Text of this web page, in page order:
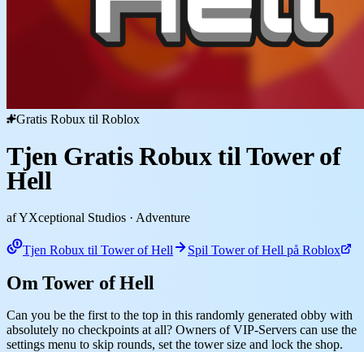
Gratis Robux til Roblox
Tjen Gratis Robux til Tower of
Hell
af YXceptional Studios · Adventure
Tjen Robux til Tower of Hell Spil Tower of Hell på Roblox
Om Tower of Hell
Can you be the first to the top in this randomly generated obby with
absolutely no checkpoints at all? Owners of VIP-Servers can use the
settings menu to skip rounds, set the tower size and lock the shop.